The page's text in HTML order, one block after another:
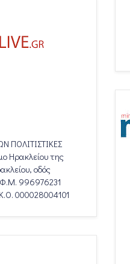
ΠΟΛΙΤΙΣΤΙΚΕΣ
Ηρακλείου της
οδός
996976231
000028004101